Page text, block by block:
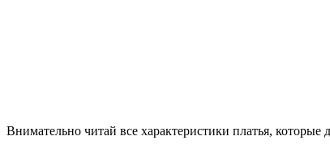
Внимательно читай все характеристики платья,